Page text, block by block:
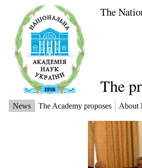
The
The
News The Academy proposes About